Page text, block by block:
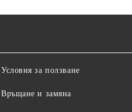
Условия за ползване
Връщане и замяна